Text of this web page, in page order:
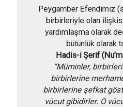
Peygamber Efendimiz
birbirleriyle olan
yardımlaşma olarak
bütünlük olarak
Hadis-i Şerif
“Müminler,
birbirlerine
birbirlerine şefkat
vücut gibidirler. O